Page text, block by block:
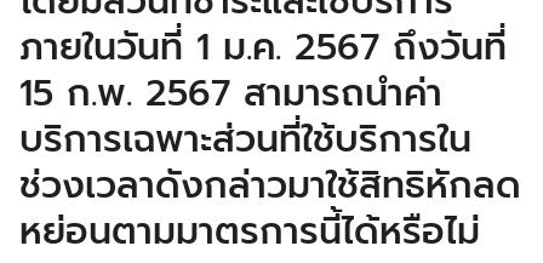
ภายในวันที่ 1 ม.ค. 2567 ถึงวันที่
15 ก.พ. 2567 สามารถนำค่า
บริการเฉพาะส่วนที่ใช้บริการใน
ช่วงเวลาดังกล่าวมาใช้สิทธิหักลด
หย่อนตามมาตรการนี้ได้หรือไม่